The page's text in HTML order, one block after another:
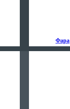
Фара